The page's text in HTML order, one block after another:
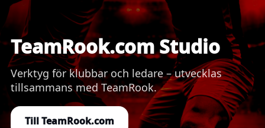
TeamRook.com Studio
Verktyg för klubbar och ledare – utvecklas
tillsammans med TeamRook.
Till TeamRook.com